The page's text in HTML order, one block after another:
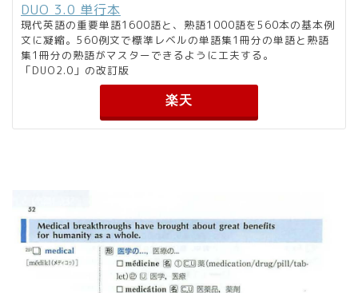
DUO 3.0 単行本
現代英語の重要単語1600語と、熟語1000語を560本の基本例
文に凝縮。560例文で標準レベルの単語集1冊分の単語と熟語
集1冊分の熟語がマスターできるように工夫する。
「DUO2.0」の改訂版
楽天